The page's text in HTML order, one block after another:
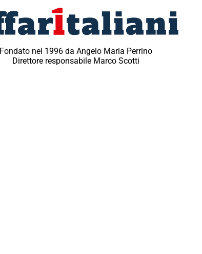
Fondato nel 1996 da Angelo Maria Perrino
Direttore responsabile Marco Scotti